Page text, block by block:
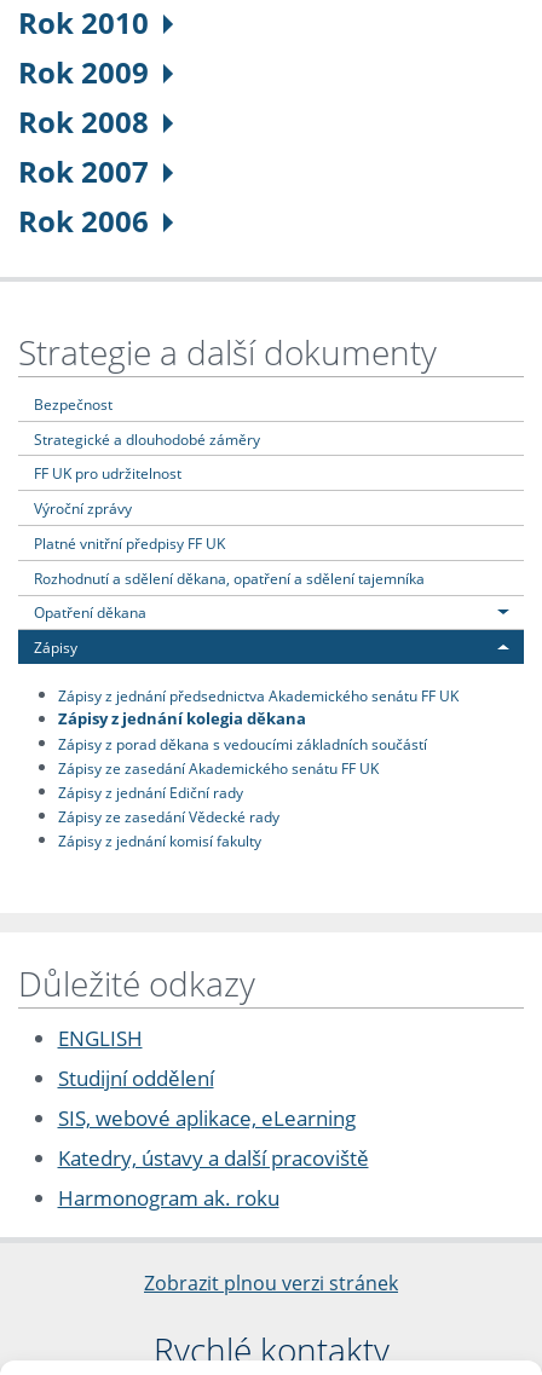
Rok 2010
Rok 2009
Rok 2008
Rok 2007
Rok 2006
Strategie a další dokumenty
Bezpečnost
Strategické a dlouhodobé záměry
FF UK pro udržitelnost
Výroční zprávy
Platné vnitřní předpisy FF UK
Rozhodnutí a sdělení děkana, opatření a sdělení tajemníka
Opatření děkana
Zápisy
Zápisy z jednání předsednictva Akademického senátu FF UK
Zápisy z jednání kolegia děkana
Zápisy z porad děkana s vedoucími základních součástí
Zápisy ze zasedání Akademického senátu FF UK
Zápisy z jednání Ediční rady
Zápisy ze zasedání Vědecké rady
Zápisy z jednání komisí fakulty
Důležité odkazy
ENGLISH
Studijní oddělení
SIS, webové aplikace, eLearning
Katedry, ústavy a další pracoviště
Harmonogram ak. roku
Zobrazit plnou verzi stránek
Rychlé kontakty